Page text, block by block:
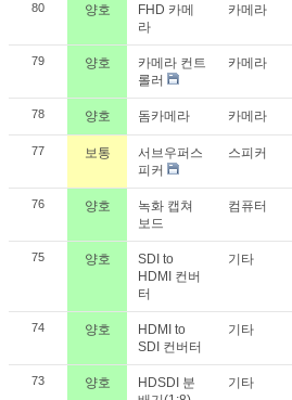
80 양호
FHD 카메
라
카메라
79 양호
카메라 컨트
롤러
카메라
78 양호 돔카메라 카메라
77 보통
서브우퍼스
피커
스피커
76 양호
녹화 캡쳐
보드
컴퓨터
75 양호
SDI to
HDMI 컨버
터
기타
74 양호
HDMI to
SDI 컨버터
기타
73 양호
HDSDI 분
기타